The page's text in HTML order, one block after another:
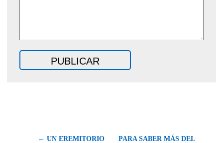
← UN EREMITORIO
PARA SABER MÁS DEL